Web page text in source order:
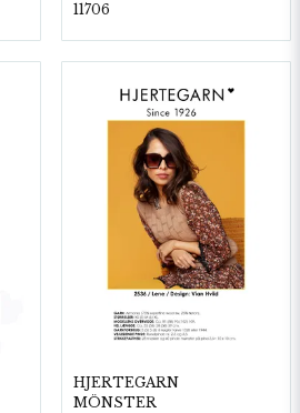
11706
HJERTEGARN
MÖNSTER